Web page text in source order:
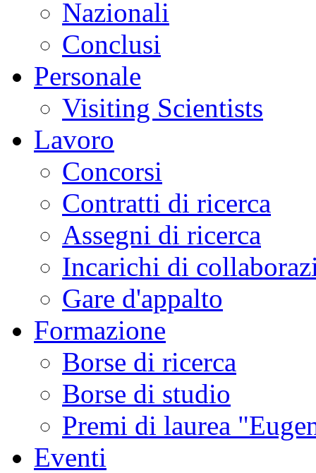
Nazionali
Conclusi
Personale
Visiting Scientists
Lavoro
Concorsi
Contratti di ricerca
Assegni di ricerca
Incarichi di
Gare d'appalto
Formazione
Borse di ricerca
Borse di studio
Premi di laurea
Eventi